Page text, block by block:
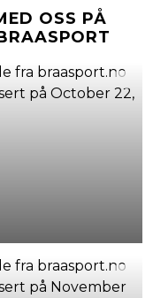
OSS PÅ